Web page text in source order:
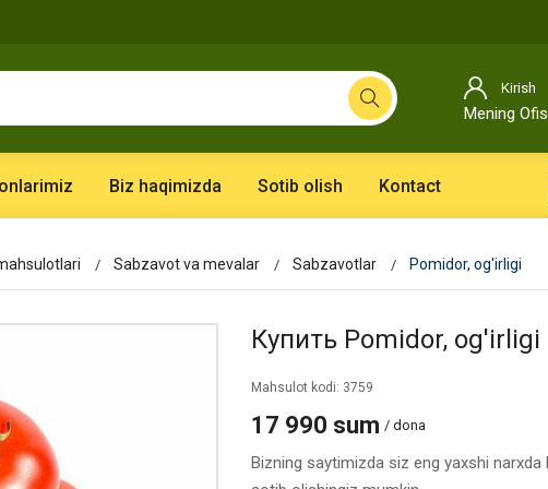
Kirish
Mening
Biz haqimizda Sotib olish Kontact
Sabzavot va mevalar Sabzavotlar Pomidor, og'irligi
Купить Pomidor, og'irligi
Mahsulot kodi: 3759
17 990 sum / dona
Bizning saytimizda siz eng yaxshi